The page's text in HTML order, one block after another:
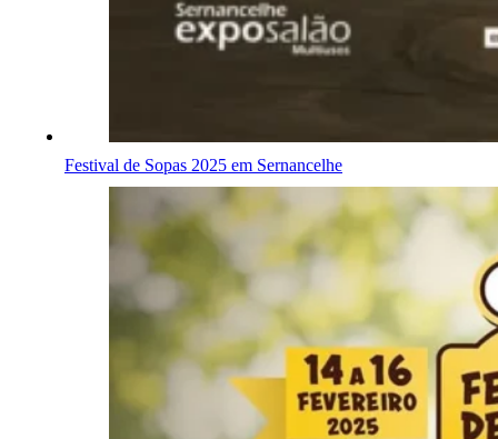
Festival de Sopas 2025 em Sernancelhe